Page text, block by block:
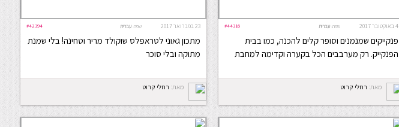
4 באוקטובר 2017 #44316 שפה: עברית
פנקייקים שמנמנים וסופר קלים להכנה, כמו בבית
הפנקייק. רק מערבבים הכל בקערה וקדימה למחבת
מאת: רחלי קרוט
23 בפברואר 2017 #42394 שפה: עברית
מתכון גאוני לטראפלס שוקולד מריר וטחינה! בלי שמנת
מתוקה ובלי סוכר
מאת: רחלי קרוט